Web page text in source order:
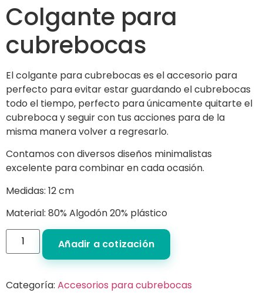
Colgante para
cubrebocas
El colgante para cubrebocas es el accesorio para
perfecto para evitar estar guardando el cubrebocas
todo el tiempo, perfecto para únicamente quitarte el
cubreboca y seguir con tus acciones para de la
misma manera volver a regresarlo.
Contamos con diversos diseños minimalistas
excelente para combinar en cada ocasión.
Medidas: 12 cm
Material: 80% Algodón 20% plástico
Añadir a cotización
Categoría: Accesorios para cubrebocas